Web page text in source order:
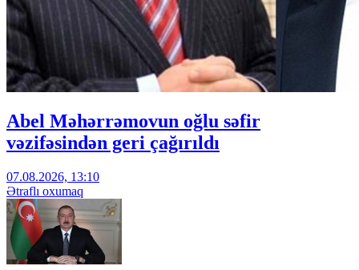
Abel Məhərrəmovun oğlu səfir
vəzifəsindən geri çağırıldı
07.08.2026, 13:10
Ətraflı oxumaq